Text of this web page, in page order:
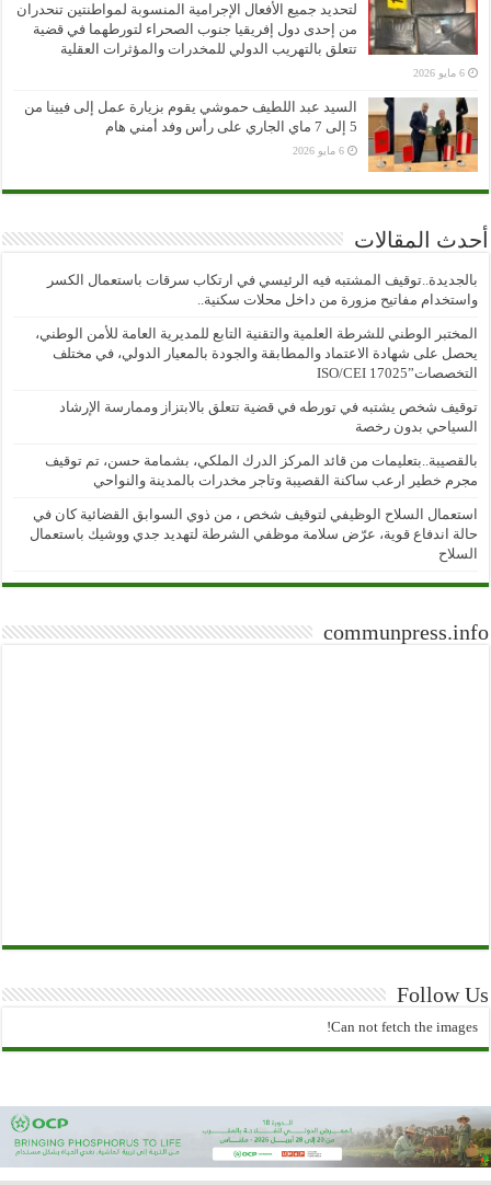
لتحديد جميع الأفعال الإجرامية المنسوبة لمواطنتين تنحدران
من إحدى دول إفريقيا جنوب الصحراء لتورطهما في قضية
تتعلق بالتهريب الدولي للمخدرات والمؤثرات العقلية
6 مايو 2026
السيد عبد اللطيف حموشي يقوم بزيارة عمل إلى فيينا من
5 إلى 7 ماي الجاري على رأس وفد أمني هام
6 مايو 2026
أحدث المقالات
بالجديدة..توقيف المشتبه فيه الرئيسي في ارتكاب سرقات باستعمال الكسر
واستخدام مفاتيح مزورة من داخل محلات سكنية..
المختبر الوطني للشرطة العلمية والتقنية التابع للمديرية العامة للأمن الوطني،
يحصل على شهادة الاعتماد والمطابقة والجودة بالمعيار الدولي، في مختلف
التخصصات”ISO/CEI 17025
توقيف شخص يشتبه في تورطه في قضية تتعلق بالابتزاز وممارسة الإرشاد
السياحي بدون رخصة
بالقصيبة..بتعليمات من قائد المركز الدرك الملكي، بشمامة حسن، تم توقيف
مجرم خطير ارعب ساكنة القصيبة وتاجر مخدرات بالمدينة والنواحي
استعمال السلاح الوظيفي لتوقيف شخص ، من ذوي السوابق القضائية كان في
حالة اندفاع قوية، عرّض سلامة موظفي الشرطة لتهديد جدي ووشيك باستعمال
السلاح
communpress.info
Follow Us
Can not fetch the images!